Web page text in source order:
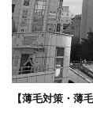
【薄毛対策・薄